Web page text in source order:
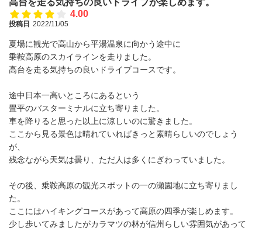
高台を走る気持ちの良いドライブが楽しめます。
4.00
投稿日 2022/11/05
夏場に観光で高山から平湯温泉に向かう途中に
乗鞍高原のスカイラインを走りました。
高台を走る気持ちの良いドライブコースです。
途中日本一高いところにあるという
畳平のバスターミナルに立ち寄りました。
車を降りると思った以上に涼しいのに驚きました。
ここから見る景色は晴れていればきっと素晴らしいのでしょう
が、
残念ながら天気は曇り、ただ人は多くにぎわっていました。
その後、乗鞍高原の観光スポットの一の瀬園地に立ち寄りまし
た。
ここにはハイキングコースがあって高原の四季が楽しめます。
少し歩いてみましたがカラマツの林が信州らしい雰囲気があって